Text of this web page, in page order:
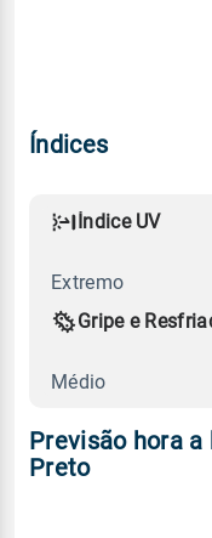
Índices
Índice UV
Extremo
Gripe e
Médio
Previsão hora
Preto